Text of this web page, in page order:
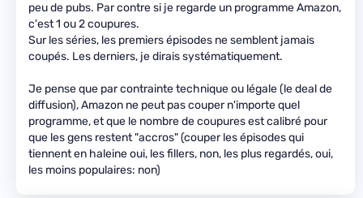
peu de pubs. Par contre si je regarde un programme Amazon,
c'est 1 ou 2 coupures.
Sur les séries, les premiers épisodes ne semblent jamais
coupés. Les derniers, je dirais systématiquement.
Je pense que par contrainte technique ou légale (le deal de
diffusion), Amazon ne peut pas couper n'importe quel
programme, et que le nombre de coupures est calibré pour
que les gens restent "accros" (couper les épisodes qui
tiennent en haleine oui, les fillers, non, les plus regardés, oui,
les moins populaires: non)